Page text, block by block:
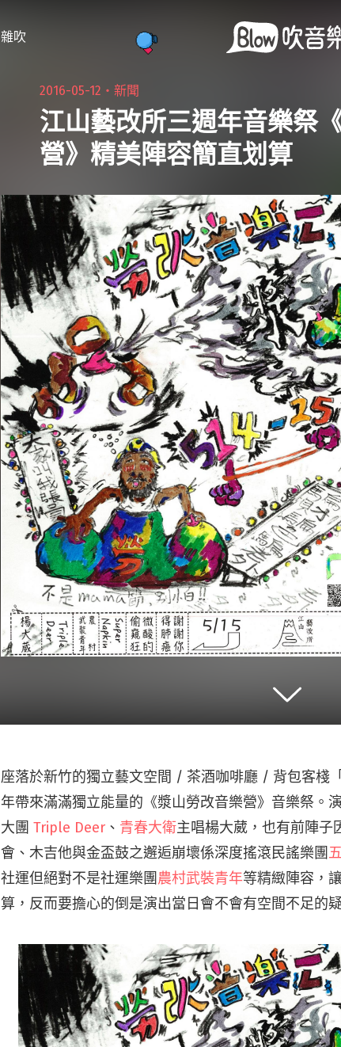
雜吹
2016-05-12・新聞
江山藝改所三週年音樂祭
營》精美陣容簡直划算
座落於新竹的獨立藝文空間 / 茶酒咖啡廳 / 背包客棧
年帶來滿滿獨立能量的《漿山勞改音樂營》音樂祭。
大團 Triple Deer 、 青春大衛主唱楊大葳，也有前陣子
會、木吉他與金盃鼓之邂逅崩壞係深度搖滾民謠樂團
社運但絕對不是社運樂團農村武裝青年等精緻陣容，
算，反而要擔心的倒是演出當日會不會有空間不足的